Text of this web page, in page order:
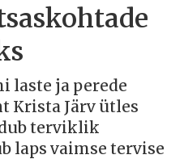
laste ja perede
Krista Järv ütles
terviklik
laps vaimse tervise